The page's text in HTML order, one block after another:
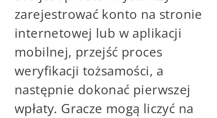
zarejestrować konto na stronie
internetowej lub w aplikacji
mobilnej, przejść proces
weryfikacji tożsamości, a
następnie dokonać pierwszej
wpłaty. Gracze mogą liczyć na